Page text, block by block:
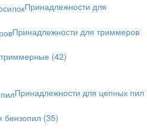
Принадлежности для
Принадлежности для триммеров
(42)
Принадлежности для цепных пил
(35)